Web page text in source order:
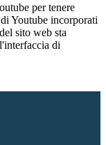
per tenere
Youtube incorporati
sito web sta
di